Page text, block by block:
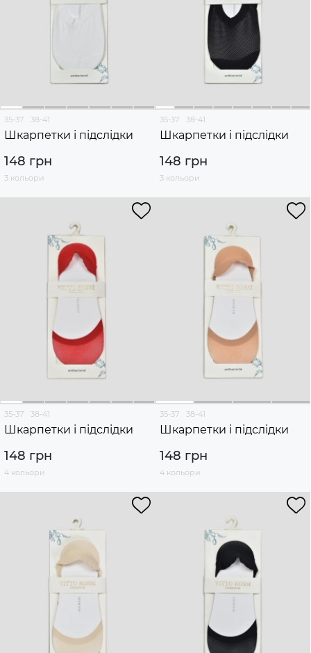
35-37 38-41
Шкарпетки і підслідки
148 грн
3 кольори
35-37 38-41
Шкарпетки і підслідки
148 грн
3 кольори
35-37 38-41
Шкарпетки і підслідки
148 грн
4 кольори
35-37 38-41
Шкарпетки і підслідки
148 грн
4 кольори